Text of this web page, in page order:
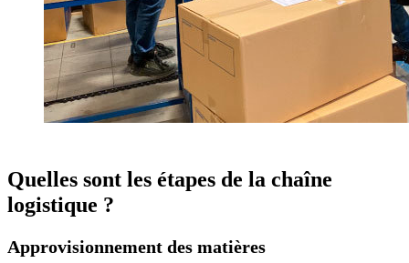
Quelles sont les étapes de la chaîne
logistique ?
Approvisionnement des matières